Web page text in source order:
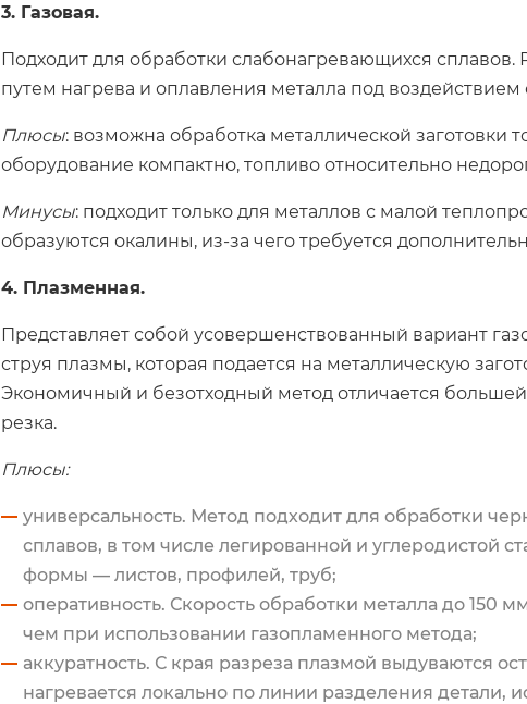
3. Газовая.
Подходит для обработки слабонагревающихся сплавов.
путем нагрева и оплавления металла под воздействием
Плюсы: возможна обработка металлической заготовки
оборудование компактно, топливо относительно
Минусы: подходит только для металлов с малой
образуются окалины, из-за чего требуется
4. Плазменная.
Представляет собой усовершенствованный вариант
струя плазмы, которая подается на металлическую
Экономичный и безотходный метод отличается
резка.
Плюсы:
универсальность. Метод подходит для обработки
сплавов, в том числе легированной и углеродистой
формы — листов, профилей, труб;
оперативность. Скорость обработки металла до 150
чем при использовании газопламенного метода;
аккуратность. С края разреза плазмой выдуваются
нагревается локально по линии разделения детали,